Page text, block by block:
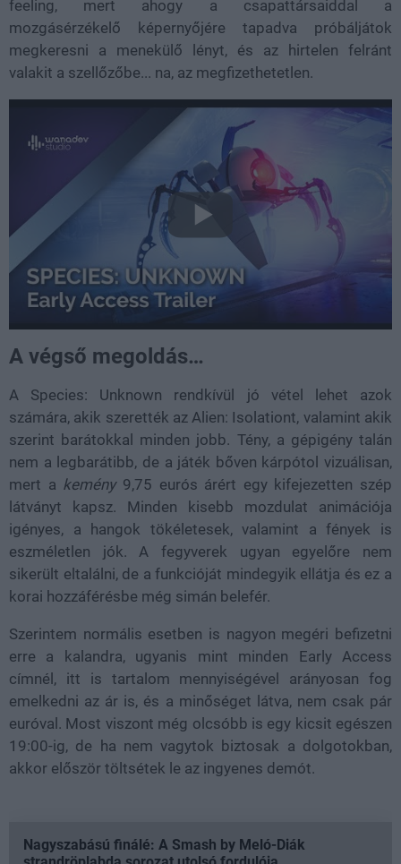
feeling, mert ahogy a csapattársaiddal a
mozgásérzékelő képernyőjére tapadva próbáljátok
megkeresni a menekülő lényt, és az hirtelen felránt
valakit a szellőzőbe... na, az megfizethetetlen.
A végső megoldás…
A Species: Unknown rendkívül jó vétel lehet azok
számára, akik szerették az Alien: Isolationt, valamint akik
szerint barátokkal minden jobb. Tény, a gépigény talán
nem a legbarátibb, de a játék bőven kárpótol vizuálisan,
mert a kemény9,75 eurós árért egy kifejezetten szép
látványt kapsz. Minden kisebb mozdulat animációja
igényes, a hangok tökéletesek, valamint a fények is
eszméletlen jók. A fegyverek ugyan egyelőre nem
sikerült eltalálni, de a funkcióját mindegyik ellátja és ez a
korai hozzáférésbe még simán belefér.
Szerintem normális esetben is nagyon megéri befizetni
erre a kalandra, ugyanis mint minden Early Access
címnél, itt is tartalom mennyiségével arányosan fog
emelkedni az ár is, és a minőséget látva, nem csak pár
euróval. Most viszont még olcsóbb is egy kicsit egészen
19:00-ig, de ha nem vagytok biztosak a dolgotokban,
akkor először töltsétek le az ingyenes demót.
Nagyszabású finálé: A Smash by Meló-Diák